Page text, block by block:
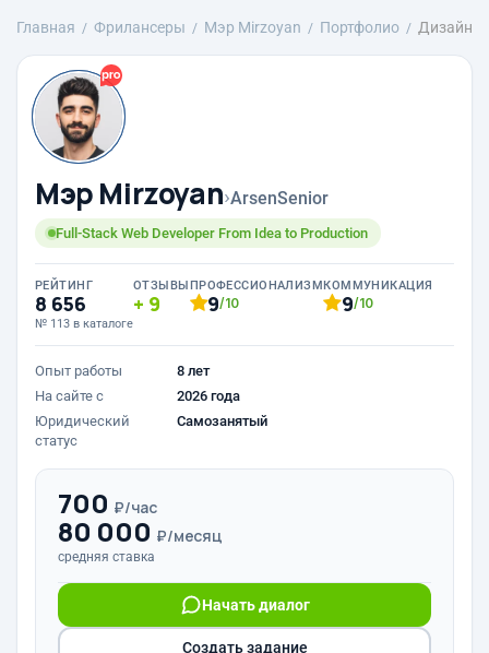
Главная Фрилансеры Мэр Mirzoyan Портфолио Дизайн
Мэр Mirzoyan›ArsenSenior
Full-Stack Web Developer From Idea to Production
РЕЙТИНГ
8 656
№ 113 в каталоге
ОТЗЫВЫ
9
ПРОФЕССИОНАЛИЗМ
9/10
КОММУНИКАЦИЯ
9/10
Опыт работы
8 лет
На сайте с
2026 года
Юридический
статус
Самозанятый
700 ₽/час
80 000 ₽/месяц
средняя ставка
Начать диалог
Создать задание